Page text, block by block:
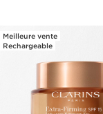
Meilleure vente
Rechargeable